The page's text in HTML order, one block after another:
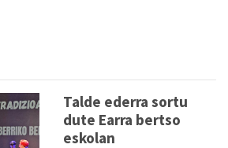
Talde ederra sortu
dute Earra bertso
eskolan